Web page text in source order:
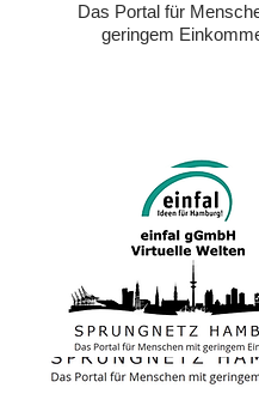
Das Portal für
geringem